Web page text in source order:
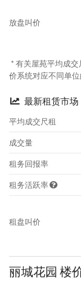
放盘叫价
* 有关屋苑平均成
价系统对应不同单
最新租赁市场
平均成交尺租
成交量
租务回报率
租务活跃率
租盘叫价
丽城花园 楼